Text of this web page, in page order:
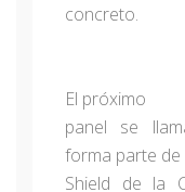
concreto.
El próximo
panel se
forma parte
Shield de la